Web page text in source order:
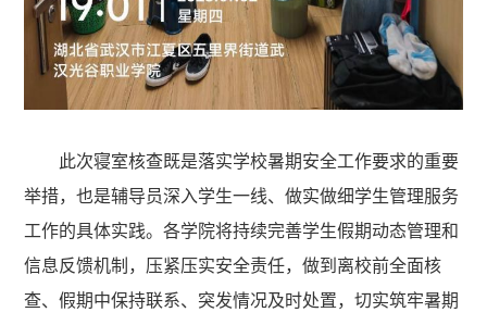
此次寝室核查既是落实学校暑期安全工作要求的重要
举措，也是辅导员深入学生一线、做实做细学生管理服务
工作的具体实践。各学院将持续完善学生假期动态管理和
信息反馈机制，压紧压实安全责任，做到离校前全面核
查、假期中保持联系、突发情况及时处置，切实筑牢暑期